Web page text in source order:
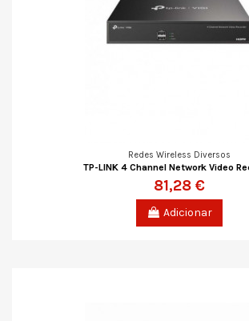
Redes Wireless Diversos
TP-LINK 4 Channel Network Video
81,28 €
Adicionar